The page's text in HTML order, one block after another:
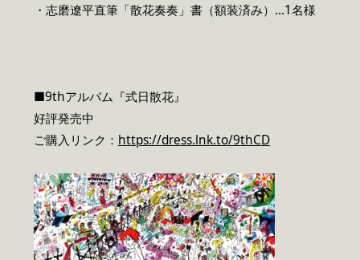
・志磨遼平直筆「散花奏奏」書（額装済み）…1名様
■9thアルバム『式日散花』
好評発売中
ご購入リンク： https://dress.lnk.to/9thCD